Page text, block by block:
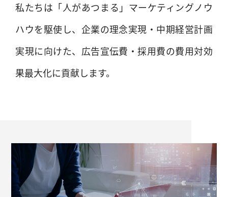
私たちは「人があつまる」マーケティングノウ
ハウを駆使し、企業の理念実現・中期経営計画
実現に向けた、広告宣伝費・採用費の費用対効
果最大化に貢献します。